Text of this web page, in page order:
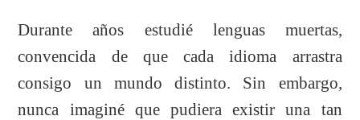
Durante años estudié lenguas muertas,
convencida de que cada idioma arrastra
consigo un mundo distinto. Sin embargo,
nunca imaginé que pudiera existir una tan